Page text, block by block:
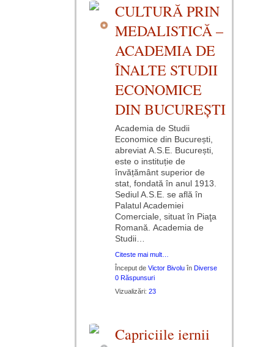
CULTURĂ PRIN
MEDALISTICĂ –
ACADEMIA DE
ÎNALTE STUDII
ECONOMICE
DIN BUCUREȘTI
Academia de Studii
Economice din București,
abreviat A.S.E. București,
este o instituție de
învățământ superior de
stat, fondată în anul 1913.
Sediul A.S.E. se află în
Palatul Academiei
Comerciale, situat în Piaţa
Romană. Academia de
Studii…
Citeste mai mult…
Început de Victor Bivolu în Diverse
0 Răspunsuri
Vizualizări: 23
Capriciile iernii